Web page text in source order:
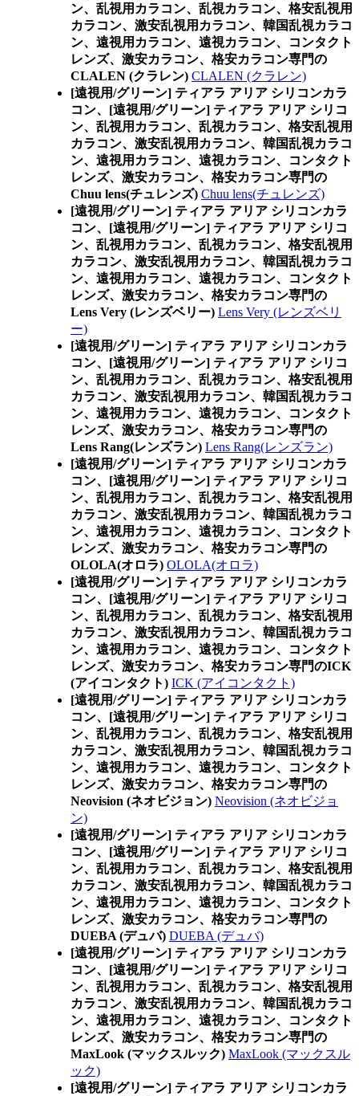
ン、乱視用カラコン、乱視カラコン、格安乱視用
カラコン、激安乱視用カラコン、韓国乱視カラコ
ン、遠視用カラコン、遠視カラコン、コンタクト
レンズ、激安カラコン、格安カラコン専門の
CLALEN (クラレン) CLALEN (クラレン)
[遠視用/グリーン] ティアラ アリア シリコンカラ
コン、 [遠視用/グリーン] ティアラ アリア シリコ
ン、乱視用カラコン、乱視カラコン、格安乱視用
カラコン、激安乱視用カラコン、韓国乱視カラコ
ン、遠視用カラコン、遠視カラコン、コンタクト
レンズ、激安カラコン、格安カラコン専門の
Chuu lens(チュレンズ) Chuu lens(チュレンズ)
[遠視用/グリーン] ティアラ アリア シリコンカラ
コン、 [遠視用/グリーン] ティアラ アリア シリコ
ン、乱視用カラコン、乱視カラコン、格安乱視用
カラコン、激安乱視用カラコン、韓国乱視カラコ
ン、遠視用カラコン、遠視カラコン、コンタクト
レンズ、激安カラコン、格安カラコン専門の
Lens Very (レンズベリー) Lens Very (レンズベリ
ー)
[遠視用/グリーン] ティアラ アリア シリコンカラ
コン、 [遠視用/グリーン] ティアラ アリア シリコ
ン、乱視用カラコン、乱視カラコン、格安乱視用
カラコン、激安乱視用カラコン、韓国乱視カラコ
ン、遠視用カラコン、遠視カラコン、コンタクト
レンズ、激安カラコン、格安カラコン専門の
Lens Rang(レンズラン) Lens Rang(レンズラン)
[遠視用/グリーン] ティアラ アリア シリコンカラ
コン、 [遠視用/グリーン] ティアラ アリア シリコ
ン、乱視用カラコン、乱視カラコン、格安乱視用
カラコン、激安乱視用カラコン、韓国乱視カラコ
ン、遠視用カラコン、遠視カラコン、コンタクト
レンズ、激安カラコン、格安カラコン専門の
OLOLA(オロラ) OLOLA(オロラ)
[遠視用/グリーン] ティアラ アリア シリコンカラ
コン、 [遠視用/グリーン] ティアラ アリア シリコ
ン、乱視用カラコン、乱視カラコン、格安乱視用
カラコン、激安乱視用カラコン、韓国乱視カラコ
ン、遠視用カラコン、遠視カラコン、コンタクト
レンズ、激安カラコン、格安カラコン専門のICK
(アイコンタクト) ICK (アイコンタクト)
[遠視用/グリーン] ティアラ アリア シリコンカラ
コン、 [遠視用/グリーン] ティアラ アリア シリコ
ン、乱視用カラコン、乱視カラコン、格安乱視用
カラコン、激安乱視用カラコン、韓国乱視カラコ
ン、遠視用カラコン、遠視カラコン、コンタクト
レンズ、激安カラコン、格安カラコン専門の
Neovision (ネオビジョン) Neovision (ネオビジョ
ン)
[遠視用/グリーン] ティアラ アリア シリコンカラ
コン、 [遠視用/グリーン] ティアラ アリア シリコ
ン、乱視用カラコン、乱視カラコン、格安乱視用
カラコン、激安乱視用カラコン、韓国乱視カラコ
ン、遠視用カラコン、遠視カラコン、コンタクト
レンズ、激安カラコン、格安カラコン専門の
DUEBA (デュバ) DUEBA (デュバ)
[遠視用/グリーン] ティアラ アリア シリコンカラ
コン、 [遠視用/グリーン] ティアラ アリア シリコ
ン、乱視用カラコン、乱視カラコン、格安乱視用
カラコン、激安乱視用カラコン、韓国乱視カラコ
ン、遠視用カラコン、遠視カラコン、コンタクト
レンズ、激安カラコン、格安カラコン専門の
MaxLook (マックスルック) MaxLook (マックスル
ック)
[遠視用/グリーン] ティアラ アリア シリコンカラ